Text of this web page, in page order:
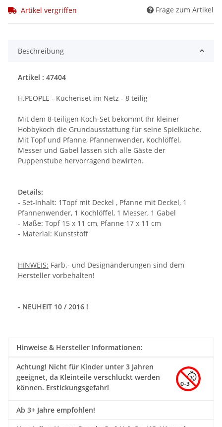
Artikel vergriffen Frage zum Artikel
Beschreibung
Artikel : 47404
H.PEOPLE - Küchenset im Netz - 8 teilig
Mit dem 8-teiligen Koch-Set bekommt Ihr kleiner
Hobbykoch die Grundausstattung für seine Spielküche.
Mit Topf und Pfanne, Pfannenwender, Kochlöffel,
Messer und Gabel lassen sich alle Gäste der
Puppenstube hervorragend bewirten.
Details:
- Set-Inhalt: 1Topf mit Deckel , Pfanne mit Deckel, 1
Pfannenwender, 1 Kochlöffel, 1 Messer, 1 Gabel
- Maße: Topf 15 x 11 cm, Pfanne 17 x 11 cm
- Material: Kunststoff
HINWEIS: Farb.- und Designänderungen sind dem
Hersteller vorbehalten!
- NEUHEIT 10 / 2016 !
Hinweise & Hersteller Informationen:
Achtung! Nicht für Kinder unter 3 Jahren
geeignet, da Kleinteile verschluckt werden
können. Erstickungsgefahr!
Ab 3+ Jahre empfohlen!